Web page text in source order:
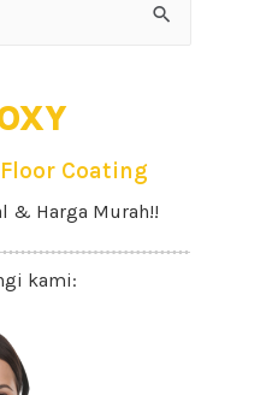
Coating
& Harga Murah!!
kami: